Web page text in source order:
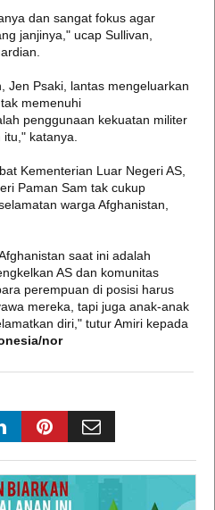
dan sangat fokus agar
janjinya," ucap Sullivan,
Jen Psaki, lantas mengeluarkan
memenuhi
penggunaan kekuatan militer
katanya.
Kementerian Luar Negeri AS,
Paman Sam tak cukup
warga Afghanistan,
saat ini adalah
AS dan komunitas
perempuan di posisi harus
mereka, tapi juga anak-anak
diri," tutur Amiri kepada
nor